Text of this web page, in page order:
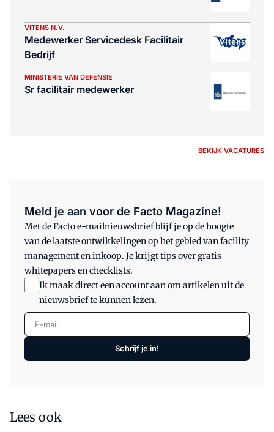
VITENS N.V.
Medewerker Servicedesk Facilitair
Bedrijf
MINISTERIE VAN DEFENSIE
Sr facilitair medewerker
BEKIJK VACATURES
Meld je aan voor de Facto Magazine!
Met de Facto e-mailnieuwsbrief blijf je op de hoogte
van de laatste ontwikkelingen op het gebied van facility
management en inkoop. Je krijgt tips over gratis
whitepapers en checklists.
Ik maak direct een account aan om artikelen uit de
nieuwsbrief te kunnen lezen.
E-mail
Schrijf je in!
Lees ook